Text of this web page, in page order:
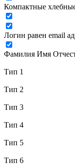
Компактные
Логин равен email
Фамилия Имя
Тип 1
Тип 2
Тип 3
Тип 4
Тип 5
Тип 6